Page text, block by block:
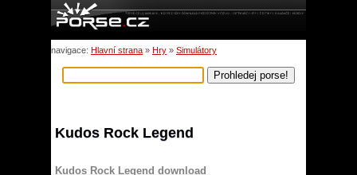
navigace: Hlavní strana » Hry » Simulátory
Kudos Rock Legend
Kudos Rock Legend download